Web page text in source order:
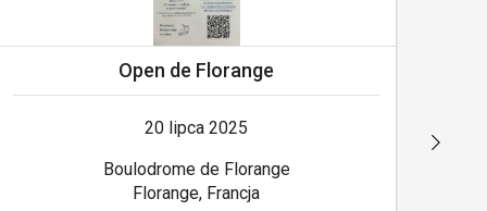
Open de Florange
20 lipca 2025
Boulodrome de Florange
Florange, Francja